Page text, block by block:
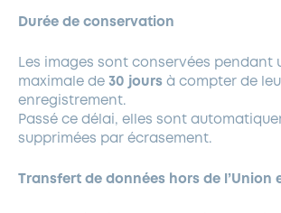
Durée de conservation
Les images sont conservées pendant
maximale de 30 jours à compter de
enregistrement.
Passé ce délai, elles sont
supprimées par écrasement.
Transfert de données hors de l’Union